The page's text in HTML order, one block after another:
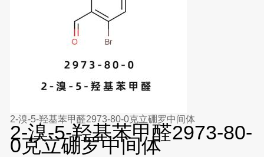
2-溴-5-羟基苯甲醛2973-80-0克立硼罗中间体
2-溴-5-羟基苯甲醛2973-80-
0克立硼罗中间体